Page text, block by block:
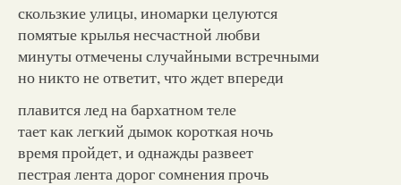
скользкие улицы, иномарки целуются
помятые крылья несчастной любви
минуты отмечены случайными встречными
но никто не ответит, что ждет впереди
плавится лед на бархатном теле
тает как легкий дымок короткая ночь
время пройдет, и однажды развеет
пестрая лента дорог сомнения прочь